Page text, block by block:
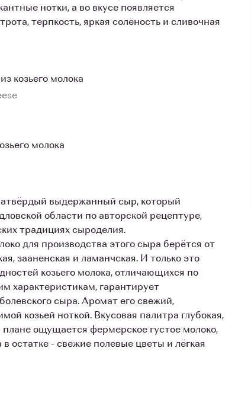
нотки, а во вкусе появляется
терпкость, яркая солёность и сливочная
козьего молока
выдержанный сыр, который
области по авторской рецептуре,
традициях сыроделия.
для производства этого сыра берётся от
зааненская и ламанчская. И только это
козьего молока, отличающихся по
характеристикам, гарантирует
сыра. Аромат его свежий,
козьей ноткой. Вкусовая палитра глубокая,
ощущается фермерское густое молоко,
в остатке - свежие полевые цветы и лёгкая